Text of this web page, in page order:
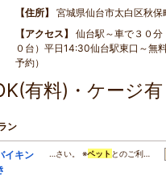
住所
宮城県仙台市太白区秋保
アクセス
仙台駅～車で３０
０台）平日14:30仙台駅東口～無
予約）
有料)・ケージ
ン
イキン
…さい。 ※ペット とのご利…